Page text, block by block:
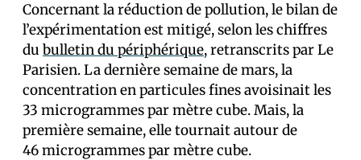
Concernant la réduction de pollution, le bilan de
l’expérimentation est mitigé, selon les chiffres
du bulletin du périphérique, retranscrits par Le
Parisien. La dernière semaine de mars, la
concentration en particules fines avoisinait les
33 microgrammes par mètre cube. Mais, la
première semaine, elle tournait autour de
46 microgrammes par mètre cube.